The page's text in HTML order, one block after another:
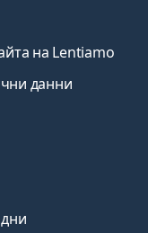
на Lentiamo
данни